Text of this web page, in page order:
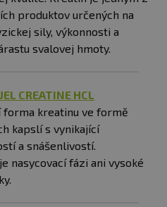
produktov určených na
sily, výkonnosti a
svalovej hmoty.
CREATINE HCL
forma kreatinu ve formě
kapslí s vynikající
a snášenlivostí.
nasycovací fázi ani vysoké